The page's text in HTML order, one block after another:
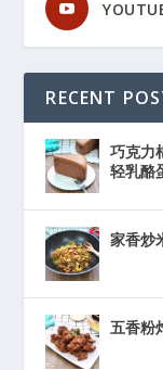
RECENT
巧克力
轻乳酪
家香炒
五香粉